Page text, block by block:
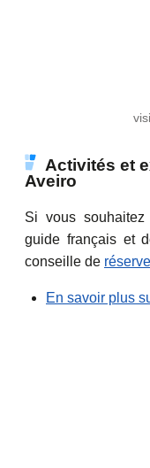
Activités et
Aveiro
Si vous
guide français et
conseille de
En savoir plus